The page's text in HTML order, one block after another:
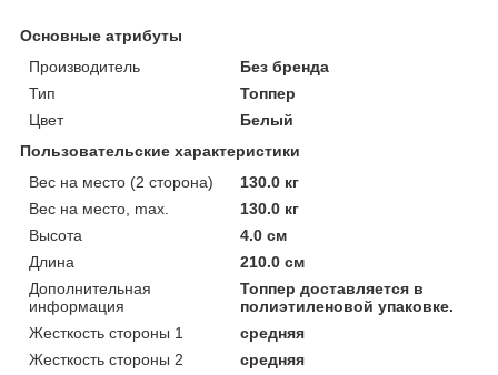
Основные атрибуты
Производитель
Без бренда
Тип
Топпер
Цвет
Белый
Пользовательские характеристики
Вес на место (2 сторона)
130.0 кг
Вес на место, max.
130.0 кг
Высота
4.0 см
Длина
210.0 см
Дополнительная
информация
Топпер доставляется в
полиэтиленовой упаковке.
Жесткость стороны 1
средняя
Жесткость стороны 2
средняя